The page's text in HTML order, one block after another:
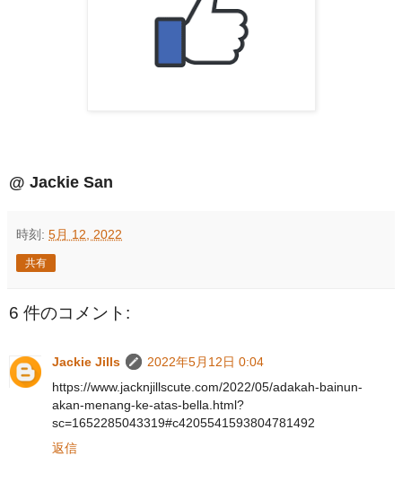
@ Jackie San
時刻: 5月 12, 2022
共有
6 件のコメント:
Jackie Jills
2022年5月12日 0:04
https://www.jacknjillscute.com/2022/05/adakah-bainun-
akan-menang-ke-atas-bella.html?
sc=1652285043319#c4205541593804781492
返信